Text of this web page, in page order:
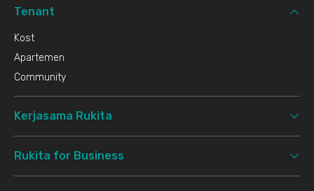
Tenant
Kost
Apartemen
Community
Kerjasama Rukita
Rukita for Business